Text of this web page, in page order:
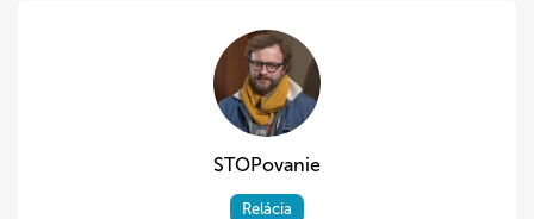
STOPovanie
Relácia